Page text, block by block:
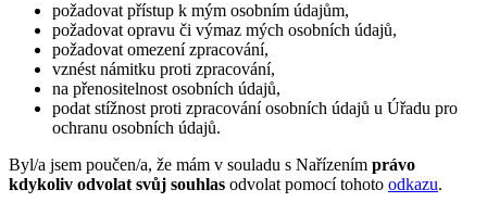
požadovat přístup k mým osobním údajům,
požadovat opravu či výmaz mých osobních údajů,
požadovat omezení zpracování,
vznést námitku proti zpracování,
na přenositelnost osobních údajů,
podat stížnost proti zpracování osobních údajů u Úřadu pro
ochranu osobních údajů.
Byl/a jsem poučen/a, že mám v souladu s Nařízením právo
kdykoliv odvolat svůj souhlas odvolat pomocí tohoto odkazu.